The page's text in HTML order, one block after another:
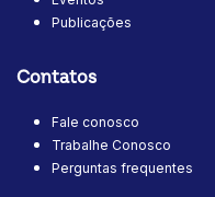
Publicações
Contatos
Fale conosco
Trabalhe Conosco
Perguntas frequentes